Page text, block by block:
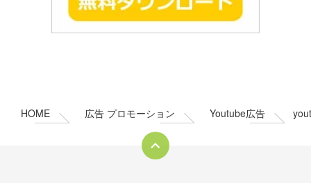
HOME 広告 プロモーション Youtube広告